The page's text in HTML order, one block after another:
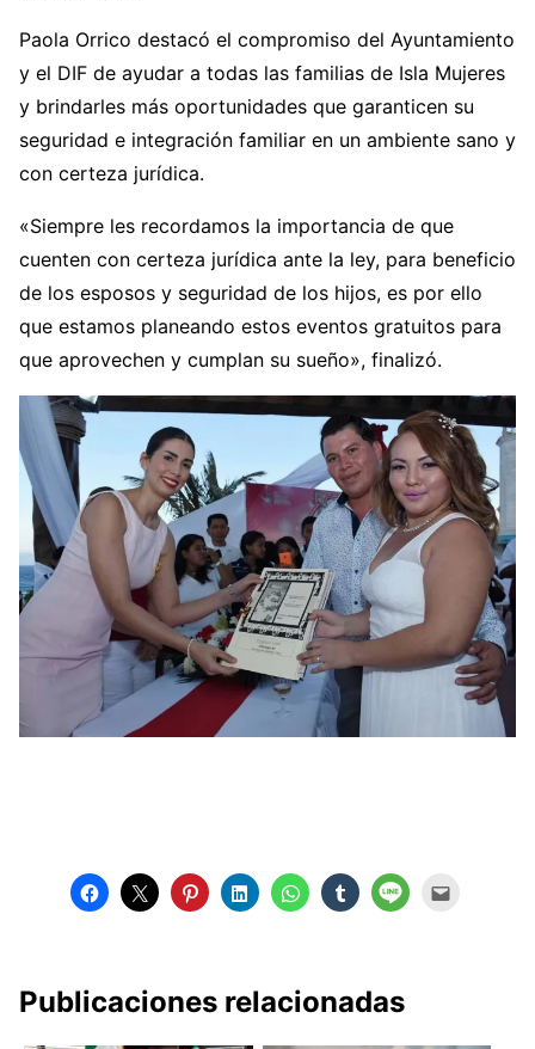
Paola Orrico destacó el compromiso del Ayuntamiento
y el DIF de ayudar a todas las familias de Isla Mujeres
y brindarles más oportunidades que garanticen su
seguridad e integración familiar en un ambiente sano y
con certeza jurídica.
«Siempre les recordamos la importancia de que
cuenten con certeza jurídica ante la ley, para beneficio
de los esposos y seguridad de los hijos, es por ello
que estamos planeando estos eventos gratuitos para
que aprovechen y cumplan su sueño», finalizó.
Publicaciones relacionadas